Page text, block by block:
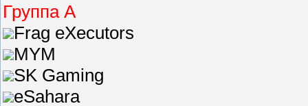
Группа А
Frag eXecutors
MYM
SK Gaming
eSahara